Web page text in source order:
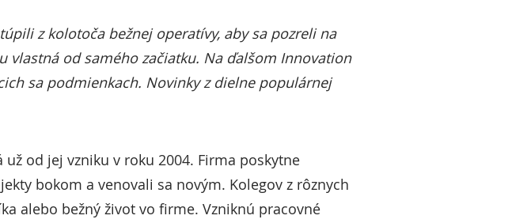
z kolotoča bežnej operatívy, aby sa pozreli na
vlastná od samého začiatku. Na ďalšom Innovation
sa podmienkach. Novinky z dielne populárnej
od jej vzniku v roku 2004. Firma poskytne
bokom a venovali sa novým. Kolegov z rôznych
alebo bežný život vo firme. Vzniknú pracovné